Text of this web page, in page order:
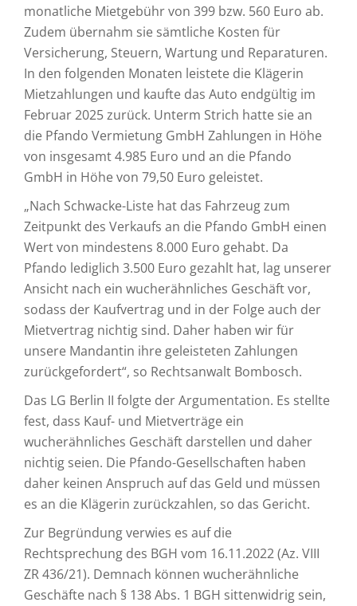
monatliche Mietgebühr von 399 bzw. 560 Euro ab.
Zudem übernahm sie sämtliche Kosten für
Versicherung, Steuern, Wartung und Reparaturen.
In den folgenden Monaten leistete die Klägerin
Mietzahlungen und kaufte das Auto endgültig im
Februar 2025 zurück. Unterm Strich hatte sie an
die Pfando Vermietung GmbH Zahlungen in Höhe
von insgesamt 4.985 Euro und an die Pfando
GmbH in Höhe von 79,50 Euro geleistet.
„Nach Schwacke-Liste hat das Fahrzeug zum
Zeitpunkt des Verkaufs an die Pfando GmbH einen
Wert von mindestens 8.000 Euro gehabt. Da
Pfando lediglich 3.500 Euro gezahlt hat, lag unserer
Ansicht nach ein wucherähnliches Geschäft vor,
sodass der Kaufvertrag und in der Folge auch der
Mietvertrag nichtig sind. Daher haben wir für
unsere Mandantin ihre geleisteten Zahlungen
zurückgefordert“, so Rechtsanwalt Bombosch.
Das LG Berlin II folgte der Argumentation. Es stellte
fest, dass Kauf- und Mietverträge ein
wucherähnliches Geschäft darstellen und daher
nichtig seien. Die Pfando-Gesellschaften haben
daher keinen Anspruch auf das Geld und müssen
es an die Klägerin zurückzahlen, so das Gericht.
Zur Begründung verwies es auf die
Rechtsprechung des BGH vom 16.11.2022 (Az. VIII
ZR 436/21). Demnach können wucherähnliche
Geschäfte nach § 138 Abs. 1 BGH sittenwidrig sein,